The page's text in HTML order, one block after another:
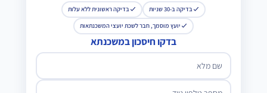
בדיקה ב-30 שניות
בדיקה ראשונית ללא עלות
יועץ מוסמך, חבר לשכת יועצי המשכנתאות
בדקו חיסכון במשכנתא
שם מלא
מספר טלפון נייד